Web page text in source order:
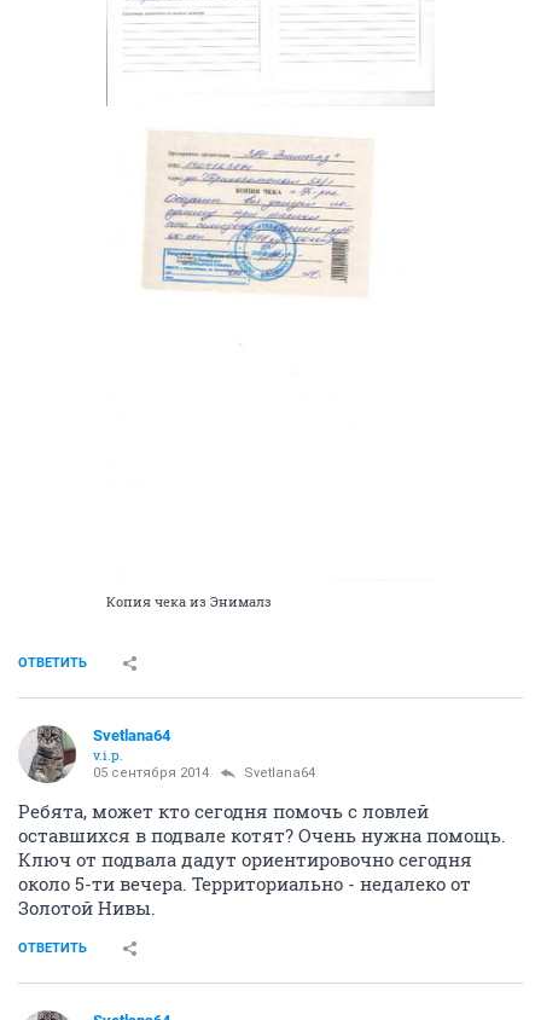
Копия чека из Энималз
ОТВЕТИТЬ
Svetlana64
v.i.p.
05 сентября 2014 Svetlana64
Ребята, может кто сегодня помочь с ловлей
оставшихся в подвале котят? Очень нужна помощь.
Ключ от подвала дадут ориентировочно сегодня
около 5-ти вечера. Территориально - недалеко от
Золотой Нивы.
ОТВЕТИТЬ